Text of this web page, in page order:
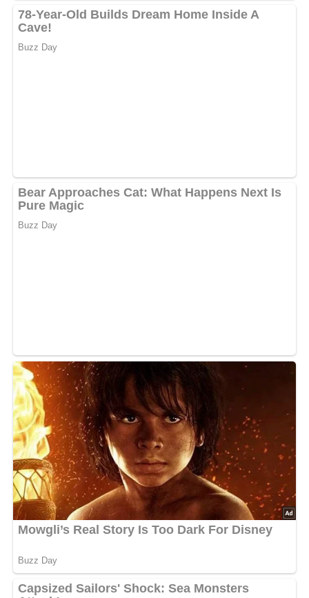
4 Broilerkeulen
Pfeffer
Lob, Kritik, Fragen oder Anregungen zum Rezept?
Dann hinterlasse doch bitte einen Kommentar am
Ende dieser Seite & auch eine Bewertung!
Zubereitung
Die Broilerkeulen mit Salz und Pfeffer einreiben und in
Öl von beiden Seiten je 10 Minuten anbraten,
herausnehmen.
Öl, Senf, Knoblauchpulver, Thymian und geriebene
Semmel zu einer Soße verrühren.
Im Grill oder in der Backröhre von jeder Seite noch 15
Minuten garen lassen.